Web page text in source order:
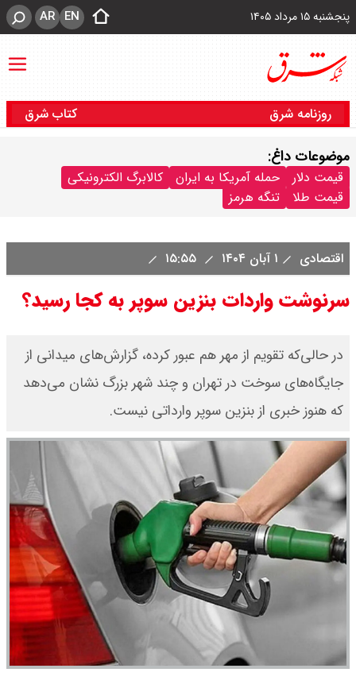
پنجشنبه ۱۵ مرداد ۱۴۰۵ EN
AR
روزنامه شرق کتاب شرق
موضوعات داغ:
قیمت دلار حمله آمریکا به ایران
کالابرگ الکترونیکی
قیمت طلا
تنگه هرمز
اقتصادی ۱ آبان ۱۴۰۴
سرنوشت واردات بنزین سوپر به کجا رسید؟
در حالی‌که تقویم از مهر هم عبور کرده، گزارش‌های میدانی از
جایگاه‌های سوخت در تهران و چند شهر بزرگ نشان می‌دهد
که هنوز خبری از بنزین سوپر وارداتی نیست.